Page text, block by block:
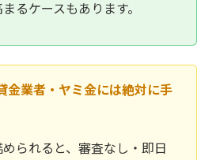
るケースもあります。
金業者・ヤミ金には絶対に手
られると、審査なし・即日